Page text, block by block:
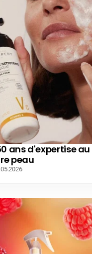
ans d'expertise au
peau